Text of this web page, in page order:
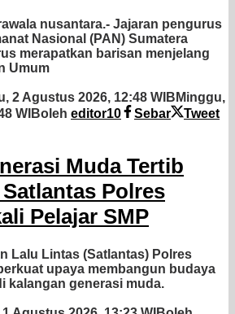
nusantara.- Jajaran pengurus
Nasional (PAN) Sumatera
merapatkan barisan menjelang
Umum
2 Agustus 2026, 12:48 WIB Minggu,
WIBoleh editor10 Sebar Tweet
Muda Tertib
Polres
Pelajar SMP
Lalu Lintas (Satlantas) Polres
upaya membangun budaya
kalangan generasi muda.